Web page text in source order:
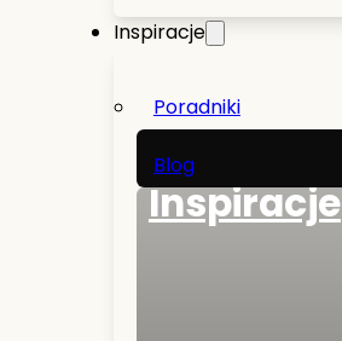
Inspiracje
Poradniki
Blog
Inspiracje